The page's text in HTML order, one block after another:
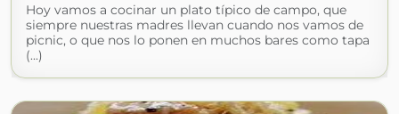
Hoy vamos a cocinar un plato típico de campo, que
siempre nuestras madres llevan cuando nos vamos de
picnic, o que nos lo ponen en muchos bares como tapa
(...)